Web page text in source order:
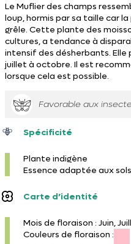
Le Muflier des champs
loup, hormis par sa taille car
grêle. Cette plante des
cultures, a tendance à
intensif des désherbants. Elle
juillet à octobre. Il est
lorsque cela est possible.
Favorable aux
Spécificité
Plante indigène
Essence adaptée aux
Carte d’identité
Mois de floraison : Juin,
Couleurs de floraison :